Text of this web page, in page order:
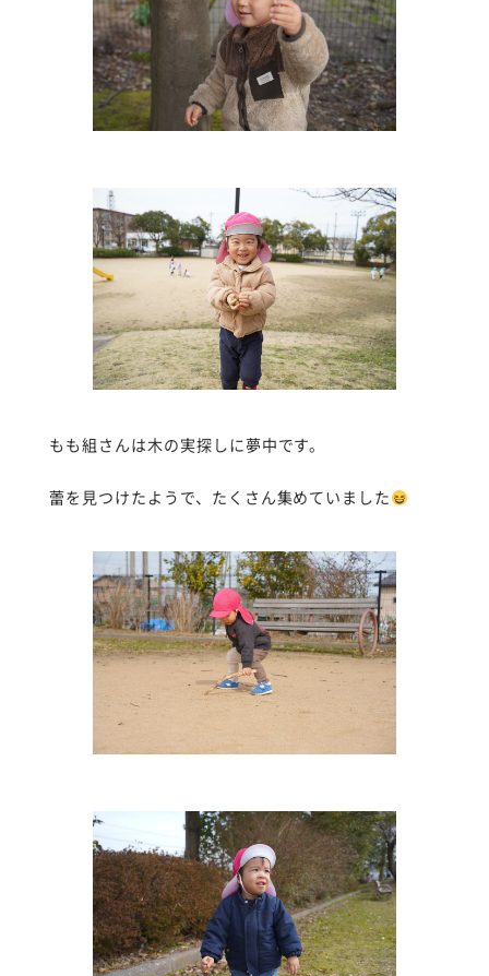
もも組さんは木の実探しに夢中です。
蕾を見つけたようで、たくさん集めていました